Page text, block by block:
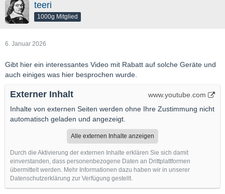
teeri
1000g Mitglied
6. Januar 2026
Gibt hier ein interessantes Video mit Rabatt auf solche Geräte und
auch einiges was hier besprochen wurde.
Externer Inhalt
www.youtube.com
Inhalte von externen Seiten werden ohne Ihre Zustimmung nicht
automatisch geladen und angezeigt.
Alle externen Inhalte anzeigen
Durch die Aktivierung der externen Inhalte erklären Sie sich damit
einverstanden, dass personenbezogene Daten an Drittplattformen
übermittelt werden. Mehr Informationen dazu haben wir in unserer
Datenschutzerklärung zur Verfügung gestellt.